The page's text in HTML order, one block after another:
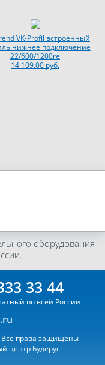
VK-Profil встроенный
нижнее подключение
22/600/1200re
14 109.00 руб.
оборудования
33 44
по всей России
Все права защищены
центр Будерус